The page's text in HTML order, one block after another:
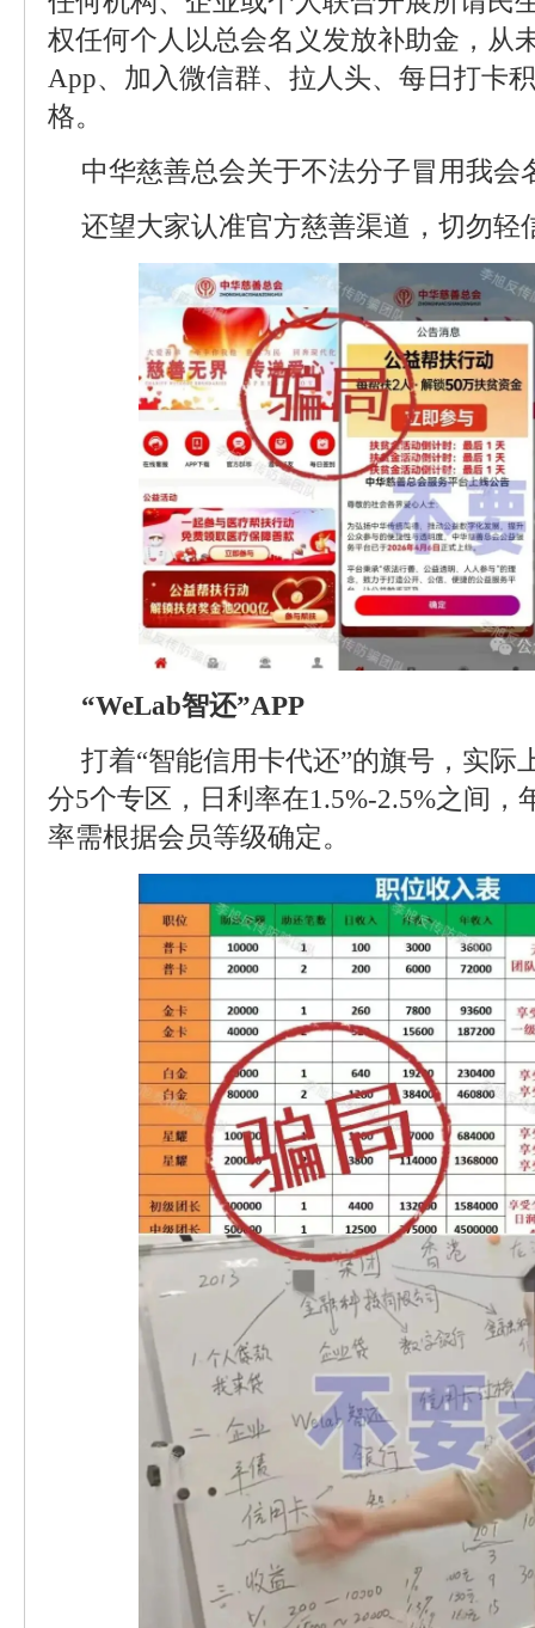
权任何个人以总会名义发放补助金，从
App、加入微信群、拉人头、每日打卡
格。
中华慈善总会关于不法分子冒用我会
还望大家认准官方慈善渠道，切勿轻
“WeLab智还”APP
打着“智能信用卡代还”的旗号，实际
分5个专区，日利率在1.5%-2.5%之间，
率需根据会员等级确定。